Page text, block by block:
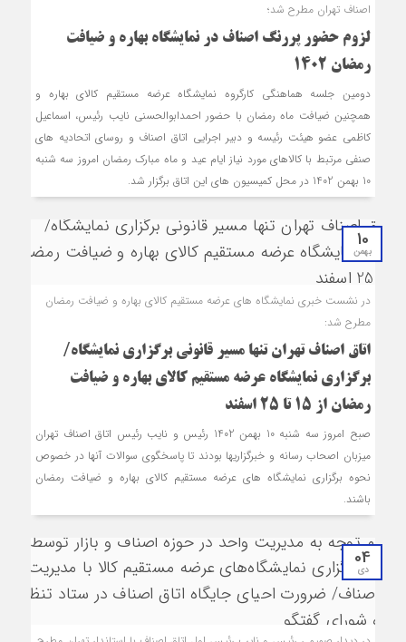
اصناف تهران مطرح شد؛
لزوم حضور پررنگ اصناف در نمایشگاه بهاره و ضیافت
رمضان 1402
دومین جلسه هماهنگی کارگروه نمایشگاه عرضه مستقیم کالای بهاره و
همچنین ضیافت ماه رمضان با حضور احمدابوالحسنی نایب رئیس، اسماعیل
کاظمی عضو هیئت رئیسه و دبیر اجرایی اتاق اصناف و روسای اتحادیه‎ های
صنفی مرتبط با کالاهای مورد نیاز ایام عید و ماه مبارک رمضان امروز سه شنبه
10 بهمن 1402 در محل کمیسیون های این اتاق برگزار شد.
10
بهمن
در نشست خبری نمایشگاه های عرضه مستقیم کالای بهاره و ضیافت رمضان
مطرح شد:
اتاق اصناف تهران تنها مسیر قانونی برگزاری نمایشگاه/
برگزاری نمایشگاه عرضه مستقیم کالای بهاره و ضیافت
رمضان از 15 تا 25 اسفند
صبح امروز سه شنبه 10 بهمن 1402 رئیس و نایب رئیس اتاق اصناف تهران
میزبان اصحاب رسانه و خبرگزاری‎ها بودند تا پاسخگوی سوالات آنها در خصوص
نحوه برگزاری نمایشگاه های عرضه مستقیم کالای بهاره و ضیافت رمضان
باشند.
04
دی